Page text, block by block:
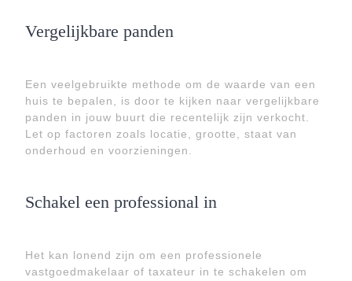
Vergelijkbare panden
Een veelgebruikte methode om de waarde van een
huis te bepalen, is door te kijken naar vergelijkbare
panden in jouw buurt die recentelijk zijn verkocht.
Let op factoren zoals locatie, grootte, staat van
onderhoud en voorzieningen.
Schakel een professional in
Het kan lonend zijn om een professionele
vastgoedmakelaar of taxateur in te schakelen om